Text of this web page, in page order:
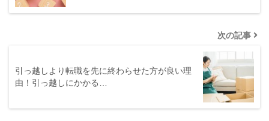
次の記事
引っ越しより転職を先に終わらせた方が良い理
由！引っ越しにかかる…